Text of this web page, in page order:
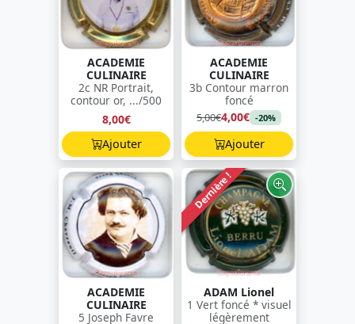
ACADEMIE
CULINAIRE
2c NR Portrait,
contour or, .../500
8,00€
Ajouter
ACADEMIE
CULINAIRE
3b Contour marron
foncé
5,00€4,00€ -20%
Ajouter
ACADEMIE
CULINAIRE
5 Joseph Favre
Dernière !
ADAM Lionel
1 Vert foncé * visuel
légèrement